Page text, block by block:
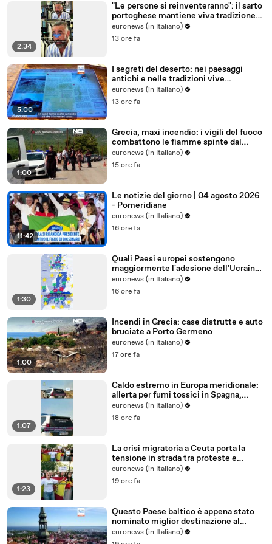
2:34
"Le persone si reinventeranno": il sarto
portoghese mantiene viva tradizione
degli abiti su misura
euronews (in Italiano)
13 ore fa
5:00
I segreti del deserto: nei paesaggi
antichi e nelle tradizioni vive
dell'Uzbekistan
euronews (in Italiano)
13 ore fa
1:00
Grecia, maxi incendio: i vigili del fuoco
combattono le fiamme spinte dal
vento
euronews (in Italiano)
15 ore fa
11:42
Le notizie del giorno | 04 agosto 2026
- Pomeridiane
euronews (in Italiano)
16 ore fa
1:30
Quali Paesi europei sostengono
maggiormente l'adesione dell'Ucraina
all'Ue?
euronews (in Italiano)
16 ore fa
1:00
Incendi in Grecia: case distrutte e auto
bruciate a Porto Germeno
euronews (in Italiano)
17 ore fa
1:07
Caldo estremo in Europa meridionale:
allerta per fumi tossici in Spagna,
Francia ferma reattori
euronews (in Italiano)
18 ore fa
1:23
La crisi migratoria a Ceuta porta la
tensione in strada tra proteste e
critiche al governo
euronews (in Italiano)
19 ore fa
Questo Paese baltico è appena stato
nominato miglior destinazione al
mondo per trasferirsi nel 2026
euronews (in Italiano)